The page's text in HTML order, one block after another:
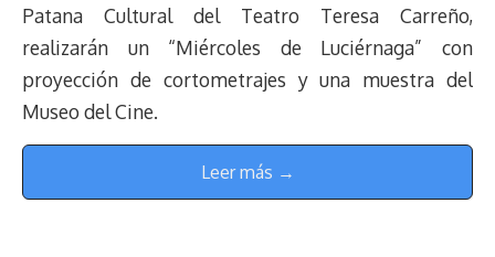
Patana Cultural del Teatro Teresa Carreño,
realizarán un “Miércoles de Luciérnaga” con
proyección de cortometrajes y una muestra del
Museo del Cine.
Leer más →